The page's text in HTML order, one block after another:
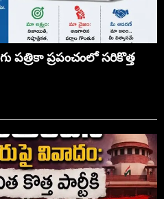
పత్రికా ప్రపంచంలో సరికొత్త